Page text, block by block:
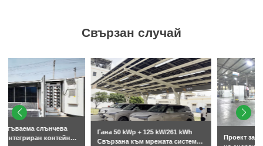
Свързан случай
Гана 50 kWp + 125 kW/261 kWh
Свързана към мрежата система
Проект за шкаф за съхранение